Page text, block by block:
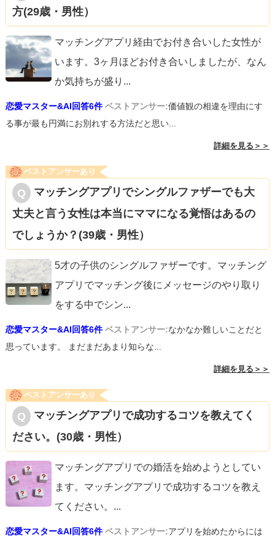
方(29歳・男性）
マッチングアプリ経由でお付き合いした女性が
います。3ヶ月ほどお付き合いしましたが、なん
か気持ちが盛り ...
恋愛マスター&AI回答6件 ベストアンサー:価値観の相違を理由にす
る事が最も円満にお別れする方法だと思い...
詳細を見る＞＞
ベストアンサーあり
マッチングアプリでシングルファザーでも大
丈夫と言う女性は本当にママになる覚悟はあるの
でしょうか？(39歳・男性）
5才の子供のシングルファザーです。マッチング
アプリでマッチング後にメッセージのやり取り
をする中でシン...
恋愛マスター&AI回答6件 ベストアンサー:なかなか難しいことだと
思っています。 まだまだあまり知らな...
詳細を見る＞＞
ベストアンサーあり
マッチングアプリで成功するコツを教えてく
ださい。(30歳・男性）
マッチングアプリでの婚活を始めようとしてい
ます。マッチングアプリで成功するコツを教え
てください。 ...
恋愛マスター&AI回答6件 ベストアンサー:アプリを始めたからには